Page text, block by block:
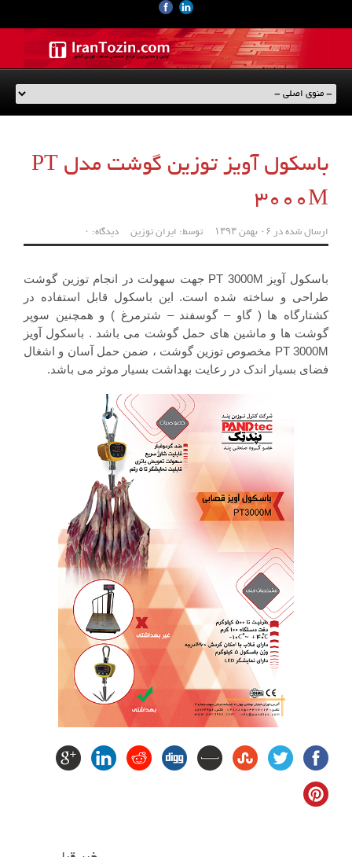
باسکول آویز توزین گوشت مدل PT
3000M
ارسال شده در توسط: ایران توزین دیدگاه: ۰
باسکول آویز PT 3000M جهت سهولت در انجام توزین گوشت
طراحی و ساخته شده است. این باسکول قابل استفاده در
کشتارگاه ها ( گاو – گوسفند – شترمرغ ) و همچنین سوپر
گوشت ها و ماشین های حمل گوشت می باشد . باسکول آویز
PT 3000M مخصوص توزین گوشت ، ضمن حمل آسان و اشغال
فضای بسیار اندک در رعایت بهداشت بسیار موثر می باشد.